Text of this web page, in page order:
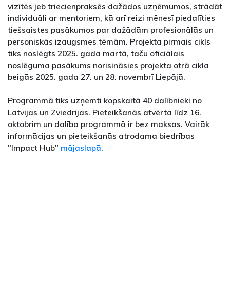
vizītēs jeb triecienpraksēs dažādos uzņēmumos, strādāt
individuāli ar mentoriem, kā arī reizi mēnesī piedalīties
tiešsaistes pasākumos par dažādām profesionālās un
personiskās izaugsmes tēmām. Projekta pirmais cikls
tiks noslēgts 2025. gada martā, taču oficiālais
noslēguma pasākums norisināsies projekta otrā cikla
beigās 2025. gada 27. un 28. novembrī Liepājā.
Programmā tiks uzņemti kopskaitā 40 dalībnieki no
Latvijas un Zviedrijas. Pieteikšanās atvērta līdz 16.
oktobrim un dalība programmā ir bez maksas. Vairāk
informācijas un pieteikšanās atrodama biedrības
"Impact Hub" mājaslapā.